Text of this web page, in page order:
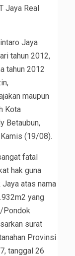
Jaya Real
Jaya
tahun 2012,
tahun 2012
maupun
Kota
Betaubun,
(19/08).
fatal
hak guna
atas nama
yang
Pondok
surat
Provinsi
tanggal 26